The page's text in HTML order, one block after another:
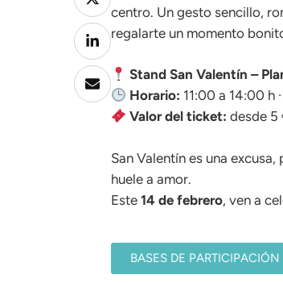
centro. Un gesto sencillo,
regalarte un momento
Stand San Valentín –
Horario: 11:00 a 14:00 h
Valor del ticket: desde 5
San Valentín es una
huele a amor.
Este 14 de febrero, ven a
BASES DE PARTICIPACIÓN